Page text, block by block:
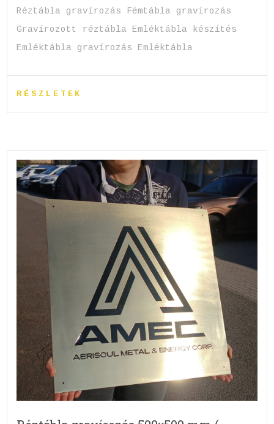
Réztábla gravírozás Fémtábla gravírozás
Gravírozott réztábla Emléktábla készítés
Emléktábla gravírozás Emléktábla
RÉSZLETEK